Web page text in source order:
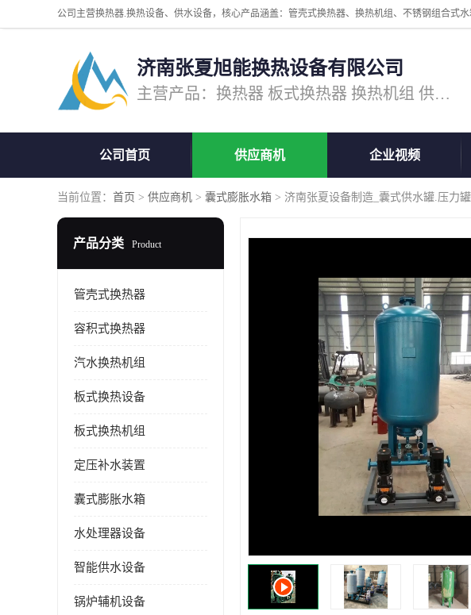
济南张夏旭能换热设备有限公司
主营产品：换热器 板式换热器 换热机组 供水设备 水处理设备
公司首页 供应商机 企业视频
当前位置： 首页 > 供应商机 > 囊式膨胀水箱 > 济南张夏设备制造_囊式供水罐.压力罐
产品分类 Product
管壳式换热器
容积式换热器
汽水换热机组
板式换热设备
板式换热机组
定压补水装置
囊式膨胀水箱
水处理器设备
智能供水设备
锅炉辅机设备